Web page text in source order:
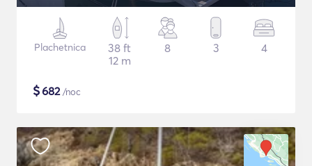
Plachetnica
38 ft
12 m
8 3 4
$682/noc